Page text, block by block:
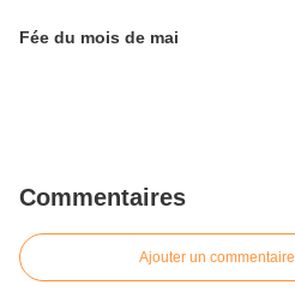
Fée du mois de mai
Commentaires
Ajouter un commentaire